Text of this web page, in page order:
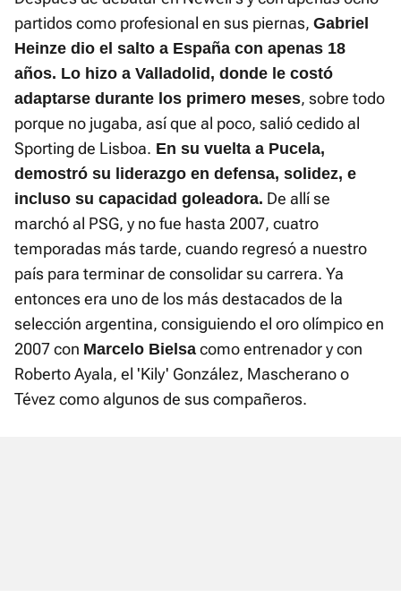
partidos como profesional en sus piernas, Gabriel
Heinze dio el salto a España con apenas 18
años. Lo hizo a Valladolid, donde le costó
adaptarse durante los primero meses, sobre todo
porque no jugaba, así que al poco, salió cedido al
Sporting de Lisboa. En su vuelta a Pucela,
demostró su liderazgo en defensa, solidez, e
incluso su capacidad goleadora. De allí se
marchó al PSG, y no fue hasta 2007, cuatro
temporadas más tarde, cuando regresó a nuestro
país para terminar de consolidar su carrera. Ya
entonces era uno de los más destacados de la
selección argentina, consiguiendo el oro olímpico en
2007 con Marcelo Bielsa como entrenador y con
Roberto Ayala, el 'Kily' González, Mascherano o
Tévez como algunos de sus compañeros.